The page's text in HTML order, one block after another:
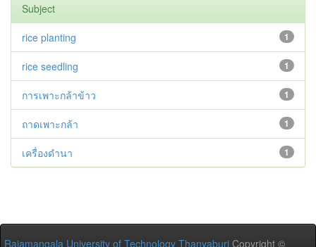
Subject
1
rice planting
1
rice seedling
1
การเพาะกล้าข้าว
1
ถาดเพาะกล้า
1
เครื่องดำนา
Rajamangala University of Technology Thanyaburi Copyright ©